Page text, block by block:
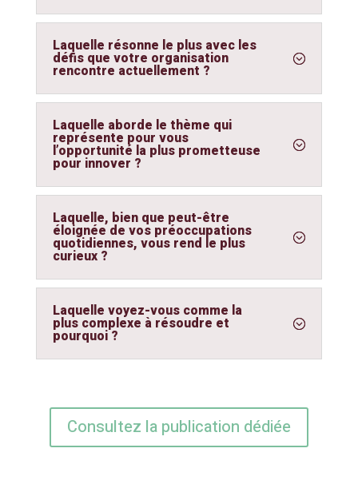
Laquelle résonne le plus avec les
défis que votre organisation
rencontre actuellement ?
Laquelle aborde le thème qui
représente pour vous
l’opportunité la plus prometteuse
pour innover ?
Laquelle, bien que peut-être
éloignée de vos préoccupations
quotidiennes, vous rend le plus
curieux ?
Laquelle voyez-vous comme la
plus complexe à résoudre et
pourquoi ?
Consultez la publication dédiée